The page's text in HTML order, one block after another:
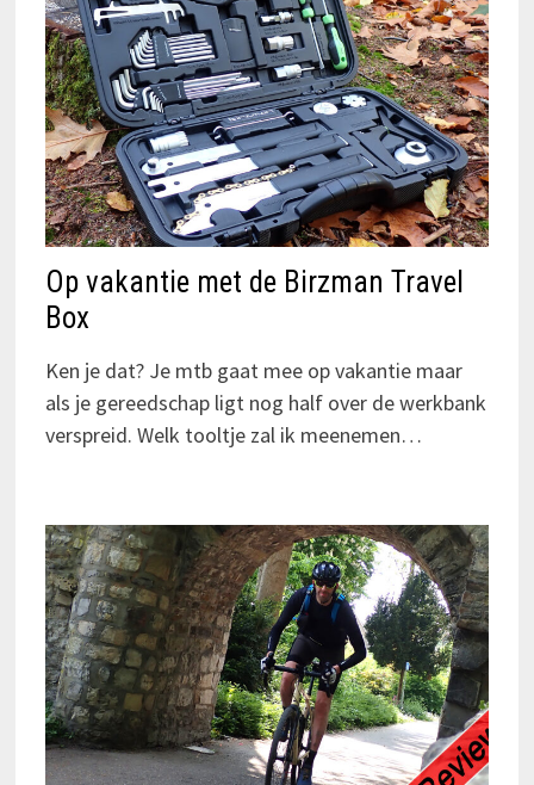
Op vakantie met de Birzman Travel
Box
Ken je dat? Je mtb gaat mee op vakantie maar
als je gereedschap ligt nog half over de werkbank
verspreid. Welk tooltje zal ik meenemen…